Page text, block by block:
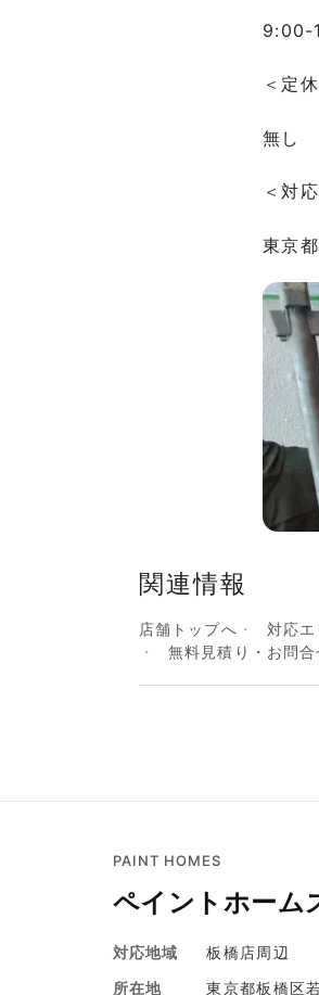
9:00-
＜定
無し
＜対
東京
関連情報
店舗トップへ 対応エ
無料見積り・お問合
PAINT HOMES
ペイントホーム
対応地域
板橋店周辺
所在地
東京都板橋区